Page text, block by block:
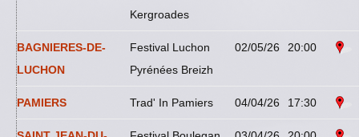
Kergroades
BAGNIERES-DE-
LUCHON
Festival Luchon
Pyrénées Breizh
02/05/26 20:00
PAMIERS Trad' In Pamiers 04/04/26 17:30